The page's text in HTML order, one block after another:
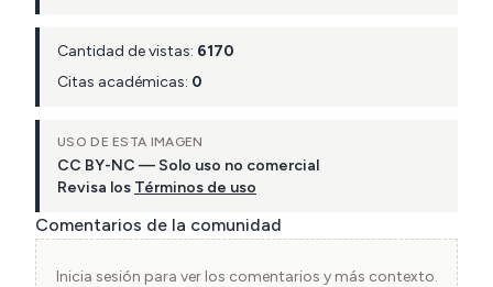
Cantidad de vistas: 6170
Citas académicas: 0
USO DE ESTA IMAGEN
CC BY-NC — Solo uso no comercial
Revisa los Términos de uso
Comentarios de la comunidad
Inicia sesión para ver los comentarios y más contexto.